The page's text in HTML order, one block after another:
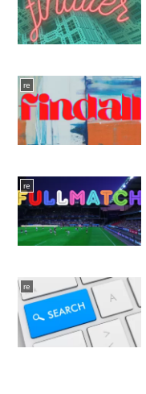
re
re
re